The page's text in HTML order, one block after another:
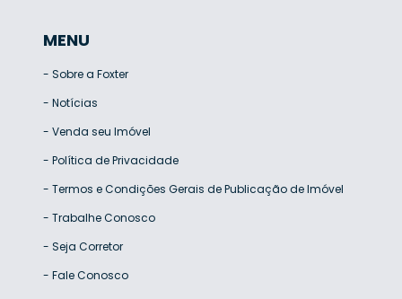
MENU
- Sobre a Foxter
- Notícias
- Venda seu Imóvel
- Política de Privacidade
- Termos e Condições Gerais de Publicação de Imóvel
- Trabalhe Conosco
- Seja Corretor
- Fale Conosco